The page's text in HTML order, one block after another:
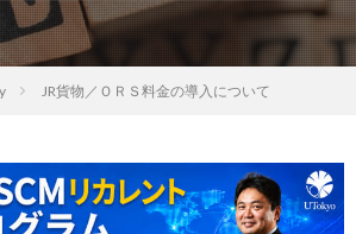
JR貨物／ＯＲＳ料金の導入について